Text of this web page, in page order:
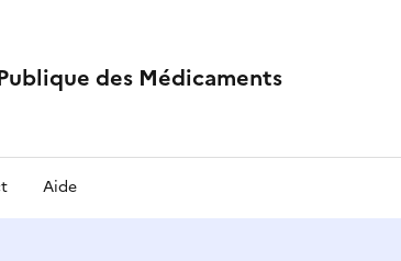
des Médicaments
Aide